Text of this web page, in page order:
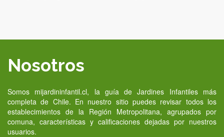
Nosotros
Somos mijardininfantil.cl, la guía de Jardines Infantiles más
completa de Chile. En nuestro sitio puedes revisar todos los
establecimientos de la Región Metropolitana, agrupados por
comuna, características y calificaciones dejadas por nuestros
usuarios.